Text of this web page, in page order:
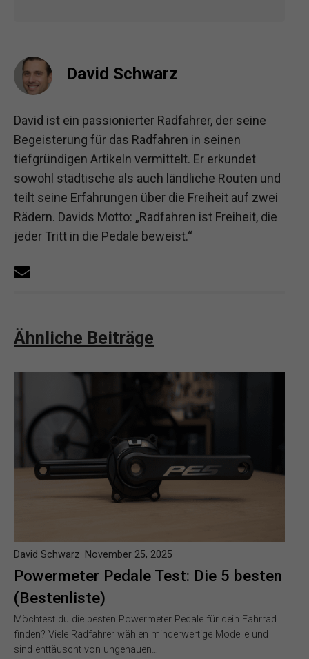
David Schwarz
David ist ein passionierter Radfahrer, der seine
Begeisterung für das Radfahren in seinen
tiefgründigen Artikeln vermittelt. Er erkundet
sowohl städtische als auch ländliche Routen und
teilt seine Erfahrungen über die Freiheit auf zwei
Rädern. Davids Motto: „Radfahren ist Freiheit, die
jeder Tritt in die Pedale beweist.“
Ähnliche Beiträge
Powermeter Pedale Test: Die 5 besten
(Bestenliste)
David Schwarz November 25, 2025
Möchtest du die besten Powermeter Pedale für dein Fahrrad
finden? Viele Radfahrer wählen minderwertige Modelle und
sind enttäuscht von ungenauen…